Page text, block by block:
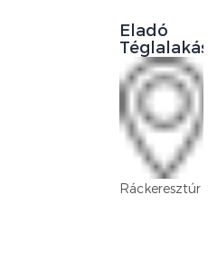
Eladó
Téglalakás
Ráckeresztúr